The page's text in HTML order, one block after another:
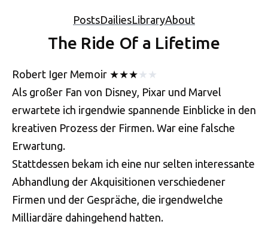
PostsDailiesLibraryAbout
The Ride Of a Lifetime
Robert Iger Memoir ★★★★ ★
Als großer Fan von Disney, Pixar und Marvel
erwartete ich irgendwie spannende Einblicke in den
kreativen Prozess der Firmen. War eine falsche
Erwartung.
Stattdessen bekam ich eine nur selten interessante
Abhandlung der Akquisitionen verschiedener
Firmen und der Gespräche, die irgendwelche
Milliardäre dahingehend hatten.